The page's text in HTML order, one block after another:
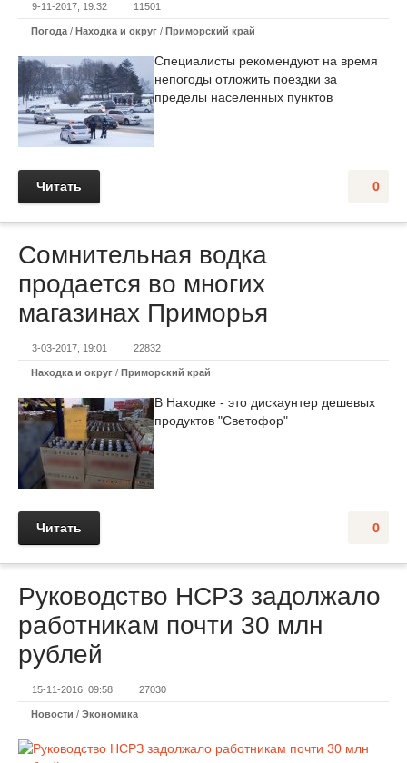
9-11-2017, 19:32 11501
Погода / Находка и округ / Приморский край
Специалисты рекомендуют на время
непогоды отложить поездки за
пределы населенных пунктов
0
Читать
Сомнительная водка
продается во многих
магазинах Приморья
3-03-2017, 19:01 22832
Находка и округ / Приморский край
В Находке - это дискаунтер дешевых
продуктов "Светофор"
0
Читать
Руководство НСРЗ задолжало
работникам почти 30 млн
рублей
15-11-2016, 09:58 27030
Новости / Экономика